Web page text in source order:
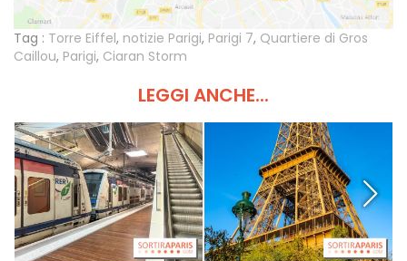
Tag : Torre Eiffel, notizie Parigi, Parigi 7, Quartiere di Gros
Caillou, Parigi, Ciaran Storm
LEGGI ANCHE...